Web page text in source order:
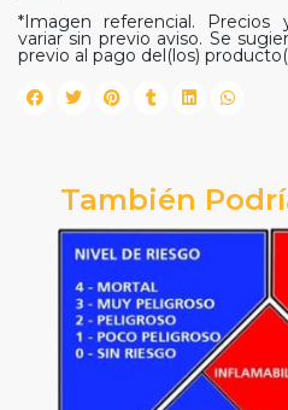
*Imagen referencial. Precios
variar sin previo aviso. Se
previo al pago del(los)
También